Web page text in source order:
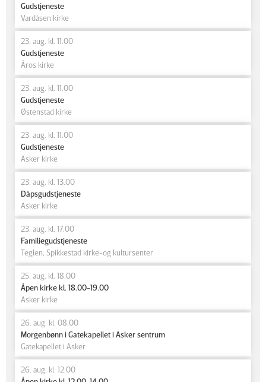
Gudstjeneste
Vardåsen kirke
23. aug. kl. 11.00
Gudstjeneste
Åros kirke
23. aug. kl. 11.00
Gudstjeneste
Østenstad kirke
23. aug. kl. 11.00
Gudstjeneste
Asker kirke
23. aug. kl. 13.00
Dåpsgudstjeneste
Asker kirke
23. aug. kl. 17.00
Familiegudstjeneste
Teglen, Spikkestad kirke-og kultursenter
25. aug. kl. 18.00
Åpen kirke kl. 18.00-19.00
Asker kirke
26. aug. kl. 08.00
Morgenbønn i Gatekapellet i Asker sentrum
Gatekapellet i Asker
26. aug. kl. 12.00